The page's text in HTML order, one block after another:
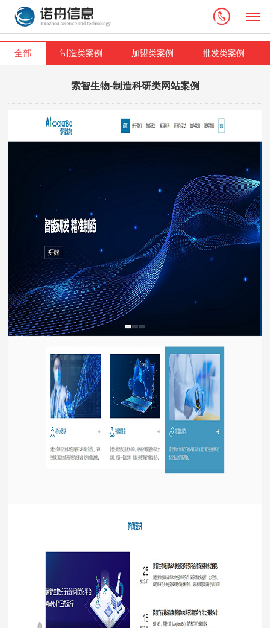
全部 制造类案例 加盟类案例 批发类案例
索智生物-制造科研类网站案例